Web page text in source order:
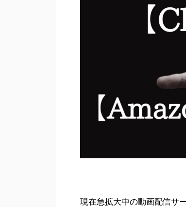
現在急拡大中の動画配信サー